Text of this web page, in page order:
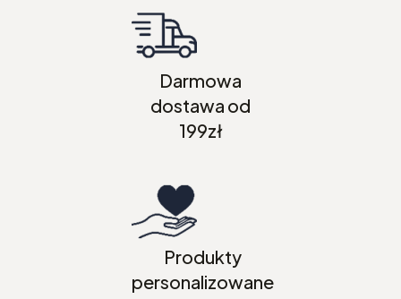
Darmowa
dostawa od
199zł
Produkty
personalizowane